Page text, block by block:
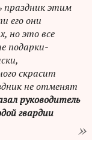
праздник этим
его они
но это все
подарки-
скрасит
не отменят
руководитель
гвардии